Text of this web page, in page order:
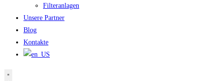
Filteranlagen
Unsere Partner
Blog
Kontakte